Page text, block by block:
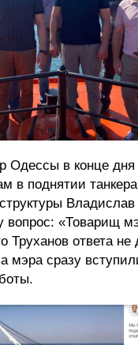
Одессы в конце дня
в поднятии
Владислав
вопрос: «Товарищ
Труханов ответа не
мэра сразу